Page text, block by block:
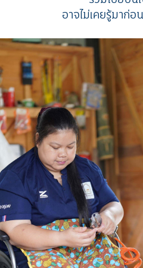
อาจไม่เคยรู้มาก่อน